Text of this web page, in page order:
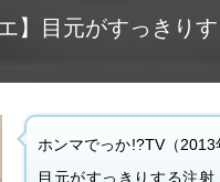
】目元がすっきり
ホンマでっか!?TV（2013
目元がすっきりする注